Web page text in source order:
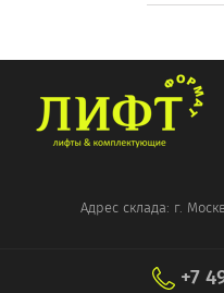
Адрес склада: г.
+7